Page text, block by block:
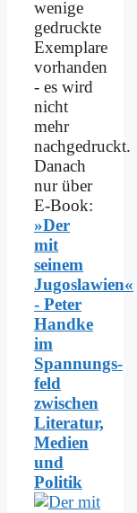
wenige
gedruckte
Exemplare
vorhanden
- es wird
nicht
mehr
nachgedruckt.
Danach
nur über
E-Book:
»Der
mit
seinem
Jugoslawien«
- Peter
Handke
im
Spannungs­
feld
zwischen
Literatur,
Medien
und
Politik